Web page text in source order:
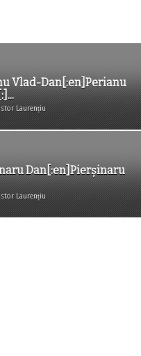
Vlad-Dan[:en]Perianu
Laurențiu
Dan[:en]Pierşinaru
Laurențiu